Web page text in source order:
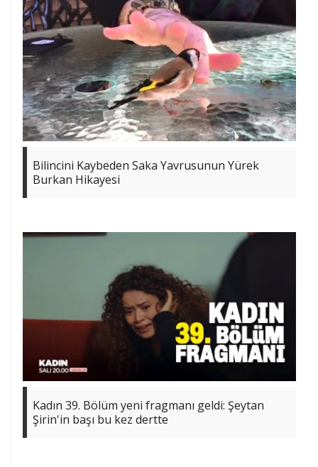
Bilincini Kaybeden Saka Yavrusunun Yürek
Burkan Hikayesi
Kadın 39. Bölüm yeni fragmanı geldi: Şeytan
Şirin'in başı bu kez dertte